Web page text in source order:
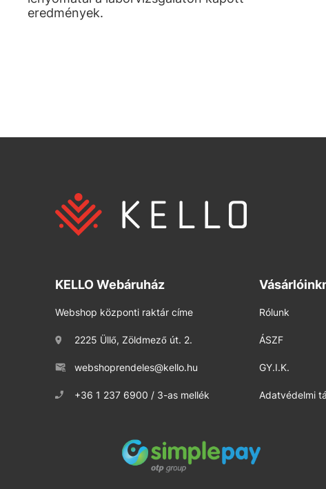
eredmények.
KELLO Webáruház
Webshop központi raktár címe
2225 Üllő, Zöldmező út. 2.
webshoprendeles@kello.hu
+36 1 237 6900 / 3-as mellék
Rólunk
ÁSZF
GY.I.K.
Adatvédelmi